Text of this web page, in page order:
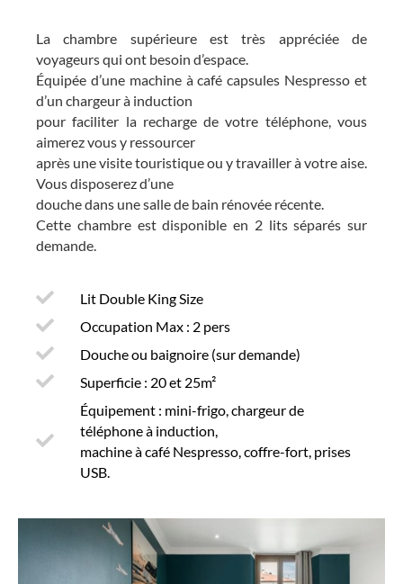
La chambre supérieure est très appréciée de
voyageurs qui ont besoin d’espace.
Équipée d’une machine à café capsules Nespresso et
d’un chargeur à induction
pour faciliter la recharge de votre téléphone, vous
aimerez vous y ressourcer
après une visite touristique ou y travailler à votre aise.
Vous disposerez d’une
douche dans une salle de bain rénovée récente.
Cette chambre est disponible en 2 lits séparés sur
demande.
Lit Double King Size
Occupation Max : 2 pers
Douche ou baignoire (sur demande)
Superficie : 20 et 25m²
Équipement : mini-frigo, chargeur de
téléphone à induction,
machine à café Nespresso, coffre-fort, prises
USB.